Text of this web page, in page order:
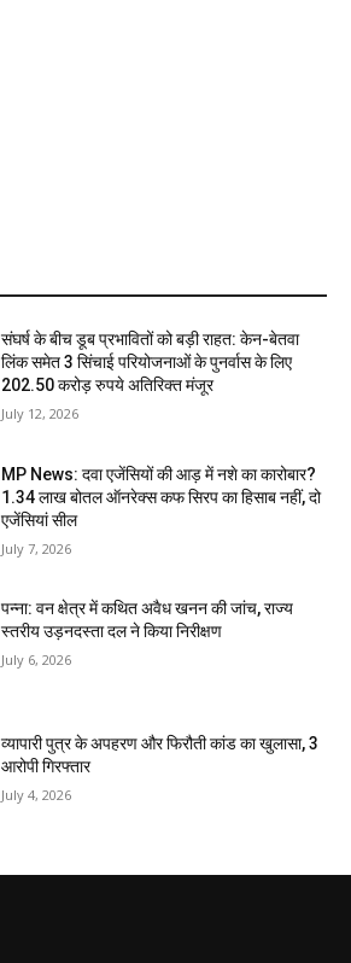
संघर्ष के बीच डूब प्रभावितों को बड़ी राहत: केन-बेतवा
लिंक समेत 3 सिंचाई परियोजनाओं के पुनर्वास के लिए
202.50 करोड़ रुपये अतिरिक्त मंजूर
July 12, 2026
MP News: दवा एजेंसियों की आड़ में नशे का कारोबार?
1.34 लाख बोतल ऑनरेक्स कफ सिरप का हिसाब नहीं, दो
एजेंसियां सील
July 7, 2026
पन्ना: वन क्षेत्र में कथित अवैध खनन की जांच, राज्य
स्तरीय उड़नदस्ता दल ने किया निरीक्षण
July 6, 2026
व्यापारी पुत्र के अपहरण और फिरौती कांड का खुलासा, 3
आरोपी गिरफ्तार
July 4, 2026